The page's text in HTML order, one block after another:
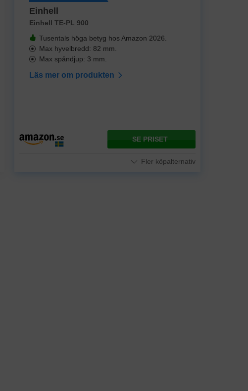
Einhell
Einhell TE-PL 900
Tusentals höga betyg hos Amazon 2026.
Max hyvelbredd: 82 mm.
Max spåndjup: 3 mm.
Läs mer om produkten
SE PRISET
Fler köpalternativ